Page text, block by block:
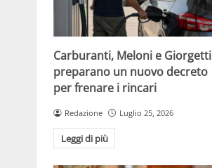
Carburanti, Meloni e Giorgetti
preparano un nuovo decreto
per frenare i rincari
Redazione Luglio 25, 2026
Leggi di più